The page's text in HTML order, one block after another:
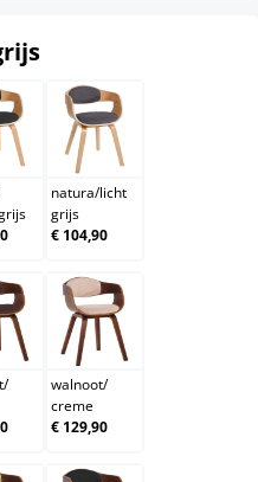
select
donkergrijsnatura/licht grijs
natura/licht
grijs
€ 104,90
bruin
/
walnoot/creme
walnoot/
creme
€ 129,90